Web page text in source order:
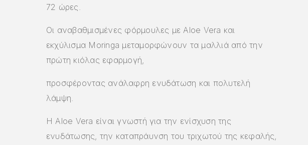
72 ώρες.
Οι αναβαθμισμένες φόρμουλες με Aloe Vera και
εκχύλισμα Moringa μεταμορφώνουν τα μαλλιά από την
πρώτη κιόλας εφαρμογή,
προσφέροντας ανάλαφρη ενυδάτωση και πολυτελή
λάμψη.
Η Aloe Vera είναι γνωστή για την ενίσχυση της
ενυδάτωσης, την καταπράυνση του τριχωτού της κεφαλής,